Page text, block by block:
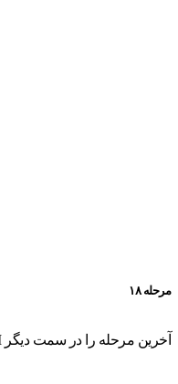
مرحله ۱۸
آخرین مرحله را در سمت دیگر EMI با یک ضربه تکرار کنید.